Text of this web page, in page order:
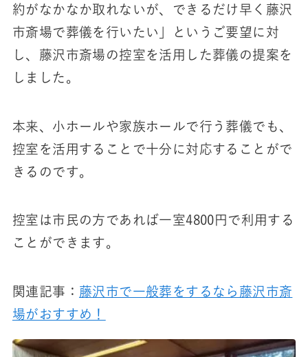
約がなかなか取れないが、できるだけ早く藤沢
市斎場で葬儀を行いたい」というご要望に対
し、藤沢市斎場の控室を活用した葬儀の提案を
しました。
本来、小ホールや家族ホールで行う葬儀でも、
控室を活用することで十分に対応することがで
きるのです。
控室は市民の方であれば一室4800円で利用する
ことができます。
関連記事： 藤沢市で一般葬をするなら藤沢市斎
場がおすすめ！